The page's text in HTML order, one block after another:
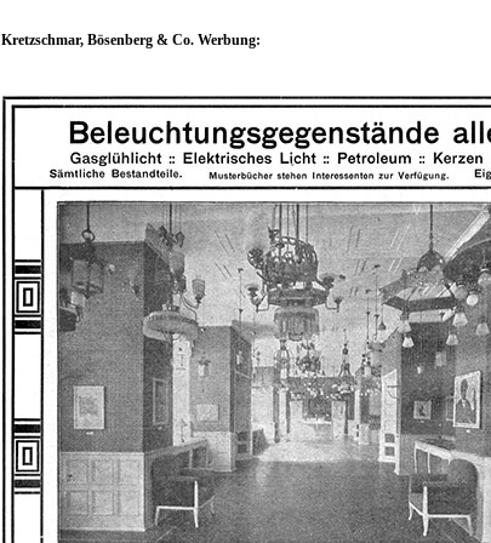
Kretzschmar, Bösenberg & Co. Werbung: